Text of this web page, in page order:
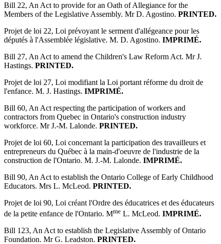
Bill 22, An Act to provide for an Oath of Allegiance for the
Members of the Legislative Assembly. Mr D. Agostino. PRINTED.
Projet de loi 22, Loi prévoyant le serment d'allégeance pour les
députés à l'Assemblée législative. M. D. Agostino. IMPRIMÉ.
Bill 27, An Act to amend the Children's Law Reform Act. Mr J.
Hastings. PRINTED.
Projet de loi 27, Loi modifiant la Loi portant réforme du droit de
l'enfance. M. J. Hastings. IMPRIMÉ.
Bill 60, An Act respecting the participation of workers and
contractors from Quebec in Ontario's construction industry
workforce. Mr J.-M. Lalonde. PRINTED.
Projet de loi 60, Loi concernant la participation des travailleurs et
entrepreneurs du Québec à la main-d'oeuvre de l'industrie de la
construction de l'Ontario. M. J.-M. Lalonde. IMPRIMÉ.
Bill 90, An Act to establish the Ontario College of Early Childhood
Educators. Mrs L. McLeod. PRINTED.
Projet de loi 90, Loi créant l'Ordre des éducatrices et des éducateurs
de la petite enfance de l'Ontario. Mme L. McLeod. IMPRIMÉ.
Bill 123, An Act to establish the Legislative Assembly of Ontario
Foundation. Mr G. Leadston. PRINTED.